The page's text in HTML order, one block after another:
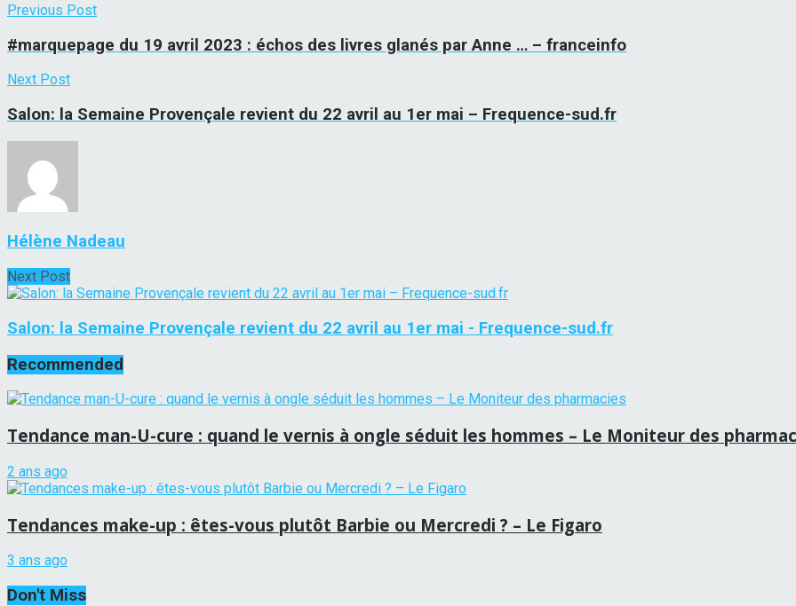
Previous Post
#marquepage du 19 avril 2023 : échos des livres glanés par Anne … – franceinfo
Next Post
Salon: la Semaine Provençale revient du 22 avril au 1er mai – Frequence-sud.fr
Hélène Nadeau
Next Post
Salon: la Semaine Provençale revient du 22 avril au 1er mai - Frequence-sud.fr
Recommended
Tendance man-U-cure : quand le vernis à ongle séduit les hommes – Le Moniteur des
2 ans ago
Tendances make-up : êtes-vous plutôt Barbie ou Mercredi ? – Le Figaro
3 ans ago
Don't Miss